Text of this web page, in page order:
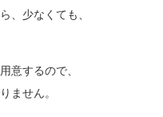
、少なくても、
意するので、
ません。